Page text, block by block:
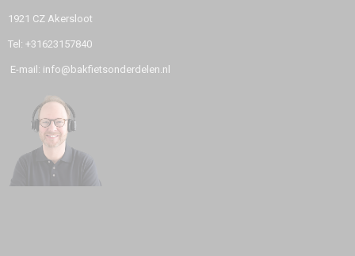
1921 CZ Akersloot
Tel: +31623157840
E-mail: info@bakfietsonderdelen.nl